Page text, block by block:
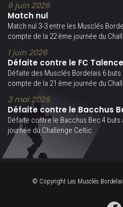
6 juin 2026
Match nul
Match nul 3-3 entre les Musclés
compte de la 22 ème journée du
1 juin 2026
Défaite contre le FC Talence
Défaite des Musclés Bordelais 6
compte de la 21 ème journée du
3 mai 2026
Défaite contre le Bacchus
Défaite contre le Bacchus Bec 4
journée du Challenge Celtic.
© Copyright Les Musclés